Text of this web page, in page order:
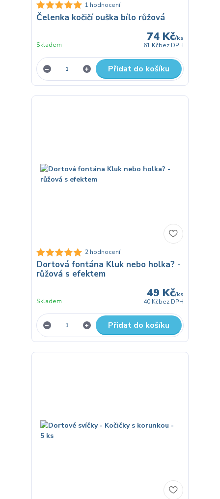
1 hodnocení
Čelenka kočičí ouška bílo růžová
74 Kč/ks
61 Kčbez DPH
Skladem
Přidat do košíku
2 hodnocení
Dortová fontána Kluk nebo holka? -
růžová s efektem
49 Kč/ks
40 Kčbez DPH
Skladem
Přidat do košíku